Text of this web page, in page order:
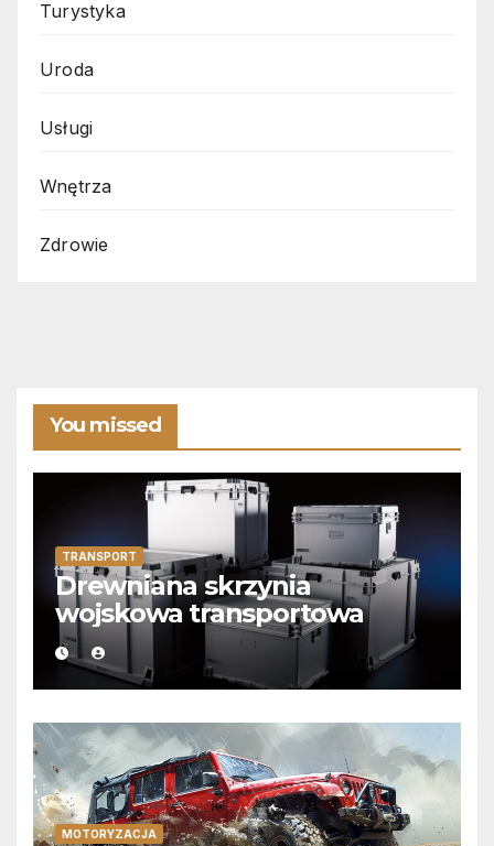
Turystyka
Uroda
Usługi
Wnętrza
Zdrowie
You missed
TRANSPORT
Drewniana skrzynia
wojskowa transportowa
MOTORYZACJA